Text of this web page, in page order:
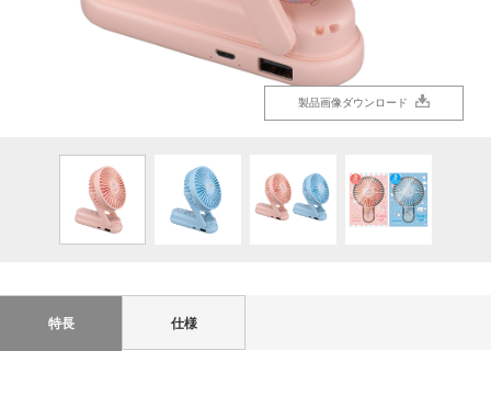
製品画像ダウンロード
製品画像ダウンロード
製品画像ダウンロード
製品画像ダウンロード
特長 仕様